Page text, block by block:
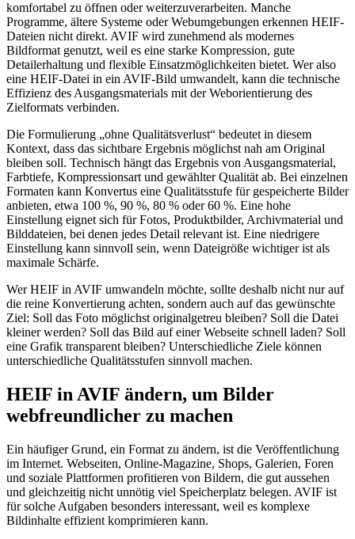
komfortabel zu öffnen oder weiterzuverarbeiten. Manche
Programme, ältere Systeme oder Webumgebungen erkennen HEIF-
Dateien nicht direkt. AVIF wird zunehmend als modernes
Bildformat genutzt, weil es eine starke Kompression, gute
Detailerhaltung und flexible Einsatzmöglichkeiten bietet. Wer also
eine HEIF-Datei in ein AVIF-Bild umwandelt, kann die technische
Effizienz des Ausgangsmaterials mit der Weborientierung des
Zielformats verbinden.
Die Formulierung „ohne Qualitätsverlust“ bedeutet in diesem
Kontext, dass das sichtbare Ergebnis möglichst nah am Original
bleiben soll. Technisch hängt das Ergebnis von Ausgangsmaterial,
Farbtiefe, Kompressionsart und gewählter Qualität ab. Bei einzelnen
Formaten kann Konvertus eine Qualitätsstufe für gespeicherte Bilder
anbieten, etwa 100 %, 90 %, 80 % oder 60 %. Eine hohe
Einstellung eignet sich für Fotos, Produktbilder, Archivmaterial und
Bilddateien, bei denen jedes Detail relevant ist. Eine niedrigere
Einstellung kann sinnvoll sein, wenn Dateigröße wichtiger ist als
maximale Schärfe.
Wer HEIF in AVIF umwandeln möchte, sollte deshalb nicht nur auf
die reine Konvertierung achten, sondern auch auf das gewünschte
Ziel: Soll das Foto möglichst originalgetreu bleiben? Soll die Datei
kleiner werden? Soll das Bild auf einer Webseite schnell laden? Soll
eine Grafik transparent bleiben? Unterschiedliche Ziele können
unterschiedliche Qualitätsstufen sinnvoll machen.
HEIF in AVIF ändern, um Bilder
webfreundlicher zu machen
Ein häufiger Grund, ein Format zu ändern, ist die Veröffentlichung
im Internet. Webseiten, Online-Magazine, Shops, Galerien, Foren
und soziale Plattformen profitieren von Bildern, die gut aussehen
und gleichzeitig nicht unnötig viel Speicherplatz belegen. AVIF ist
für solche Aufgaben besonders interessant, weil es komplexe
Bildinhalte effizient komprimieren kann.